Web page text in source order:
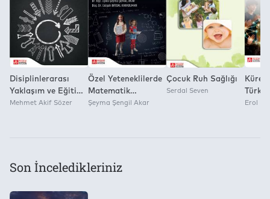
Disiplinlerarası
Yaklaşım ve Eğitime
Yansımalar
Mehmet Akif Sözer
Özel Yeteneklilerde
Matematik
Öğretimi Ve
Şeyma Şengil Akar
Çocuk Ruh Sağlığı
Serdal Seven
Erol
Son İnceledikleriniz